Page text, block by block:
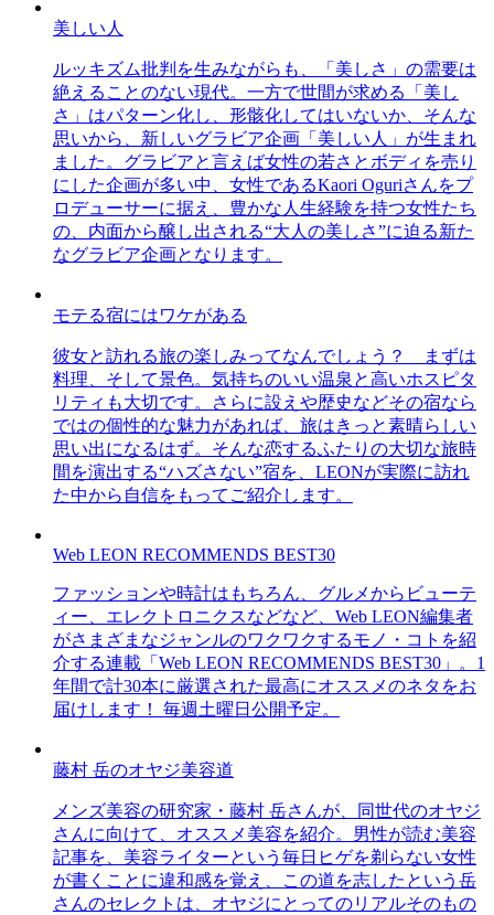
美しい人
ルッキズム批判を生みながらも、「美しさ」の需要は
絶えることのない現代。一方で世間が求める「美し
さ」はパターン化し、形骸化してはいないか、そんな
思いから、新しいグラビア企画「美しい人」が生まれ
ました。グラビアと言えば女性の若さとボディを売り
にした企画が多い中、女性であるKaori Oguriさんをプ
ロデューサーに据え、豊かな人生経験を持つ女性たち
の、内面から醸し出される“大人の美しさ”に迫る新た
なグラビア企画となります。
モテる宿にはワケがある
彼女と訪れる旅の楽しみってなんでしょう？ まずは
料理、そして景色。気持ちのいい温泉と高いホスピタ
リティも大切です。さらに設えや歴史などその宿なら
ではの個性的な魅力があれば、旅はきっと素晴らしい
思い出になるはず。そんな恋するふたりの大切な旅時
間を演出する“ハズさない”宿を、LEONが実際に訪れ
た中から自信をもってご紹介します。
Web LEON RECOMMENDS BEST30
ファッションや時計はもちろん、グルメからビューテ
ィー、エレクトロニクスなどなど、Web LEON編集者
がさまざまなジャンルのワクワクするモノ・コトを紹
介する連載「Web LEON RECOMMENDS BEST30」。1
年間で計30本に厳選された最高にオススメのネタをお
届けします！ 毎週土曜日公開予定。
藤村 岳のオヤジ美容道
メンズ美容の研究家・藤村 岳さんが、同世代のオヤジ
さんに向けて、オススメ美容を紹介。男性が読む美容
記事を、美容ライターという毎日ヒゲを剃らない女性
が書くことに違和感を覚え、この道を志したという岳
さんのセレクトは、オヤジにとってのリアルそのもの